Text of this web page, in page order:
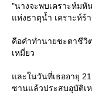
"นางจะพบเคราะห์มหั
ห่งธาตุน้ำ เคราะห์ร้
คือคำทำนายชะตาชีวิ
เหมี่ยว
ละในวันที่เธออายุ
ซานแล้วประสบอุบัติเ